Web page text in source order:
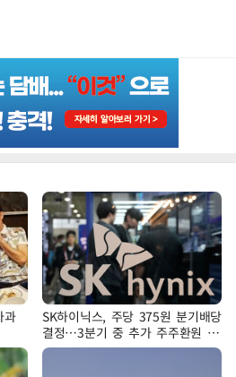
과
SK하이닉스, 주당 375원 분기배당
결정…3분기 중 추가 주주환원 발
표